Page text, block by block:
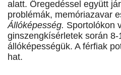
alatt. Öregedéssel együtt
problémák, memóriazavar
Állóképesség. Sportolókon
ginszengkísérletek során
állóképességük. A férfiak
hat.